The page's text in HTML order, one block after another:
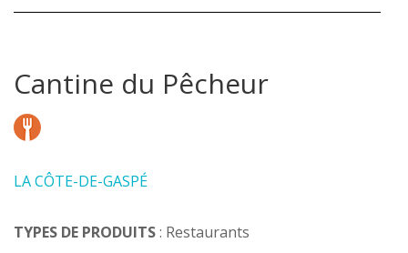
Cantine du Pêcheur
LA CÔTE-DE-GASPÉ
TYPES DE PRODUITS: Restaurants